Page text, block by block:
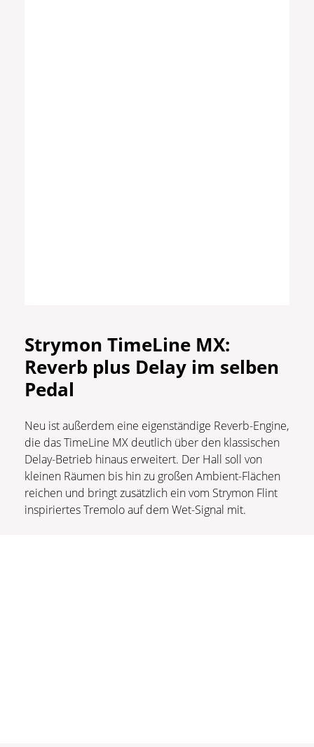
Strymon TimeLine MX:
Reverb plus Delay im selben
Pedal
Neu ist außerdem eine eigenständige Reverb-Engine,
die das TimeLine MX deutlich über den klassischen
Delay-Betrieb hinaus erweitert. Der Hall soll von
kleinen Räumen bis hin zu großen Ambient-Flächen
reichen und bringt zusätzlich ein vom Strymon Flint
inspiriertes Tremolo auf dem Wet-Signal mit.